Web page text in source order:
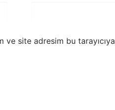
ve site adresim bu tarayıcıya